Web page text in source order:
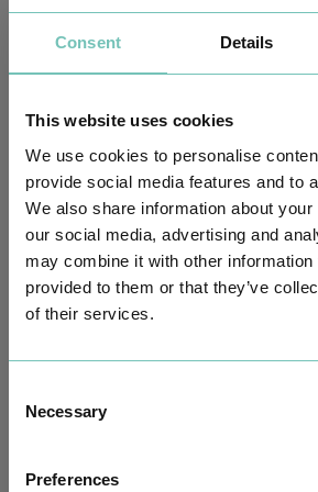
Consent Details
This website uses cookies
We use cookies to personalise
provide social media features and to
We also share information about
our social media, advertising and
may combine it with other information
provided to them or that they’ve
of their services.
Selection
Necessary
Preferences
PRÓXIMOS.
Para cuidar de si no Algarve, Alentejo e